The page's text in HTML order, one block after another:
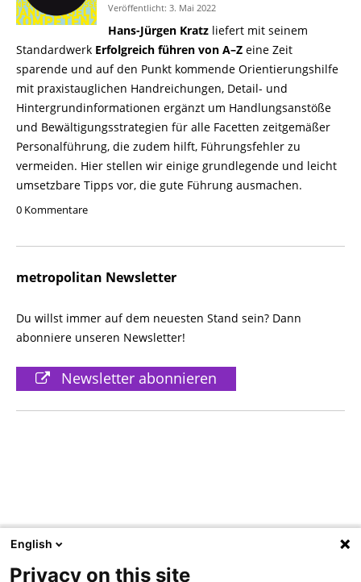
Veröffentlicht: 3. Mai 2022
Hans-Jürgen Kratz liefert mit seinem
Standardwerk Erfolgreich führen von A–Z eine Zeit
sparende und auf den Punkt kommende Orientierungshilfe
mit praxistauglichen Handreichungen, Detail- und
Hintergrundinformationen ergänzt um Handlungsanstöße
und Bewältigungsstrategien für alle Facetten zeitgemäßer
Personalführung, die zudem hilft, Führungsfehler zu
vermeiden. Hier stellen wir einige grundlegende und leicht
umsetzbare Tipps vor, die gute Führung ausmachen.
0 Kommentare
metropolitan Newsletter
Du willst immer auf dem neuesten Stand sein? Dann
abonniere unseren Newsletter!
Newsletter abonnieren
Beitragsnavigation
Sommerlektüre: Sonne, Sand
English
Privacy on this site